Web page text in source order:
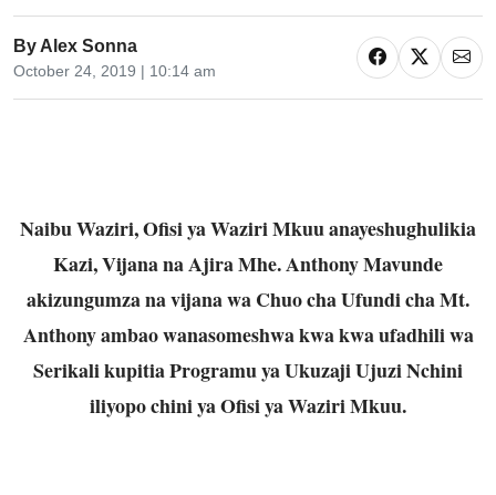
By Alex Sonna
October 24, 2019 | 10:14 am
Naibu Waziri, Ofisi ya Waziri Mkuu anayeshughulikia
Kazi, Vijana na Ajira Mhe. Anthony Mavunde
akizungumza na vijana wa Chuo cha Ufundi cha Mt.
Anthony ambao wanasomeshwa kwa kwa ufadhili wa
Serikali kupitia Programu ya Ukuzaji Ujuzi Nchini
iliyopo chini ya Ofisi ya Waziri Mkuu.